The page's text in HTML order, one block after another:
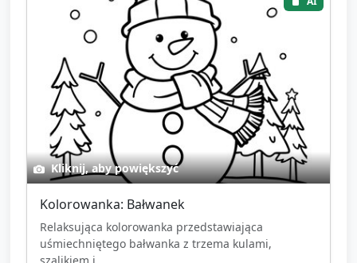
Kliknij, aby powiększyć
Kolorowanka: Bałwanek
Relaksująca kolorowanka przedstawiająca
uśmiechniętego bałwanka z trzema kulami,